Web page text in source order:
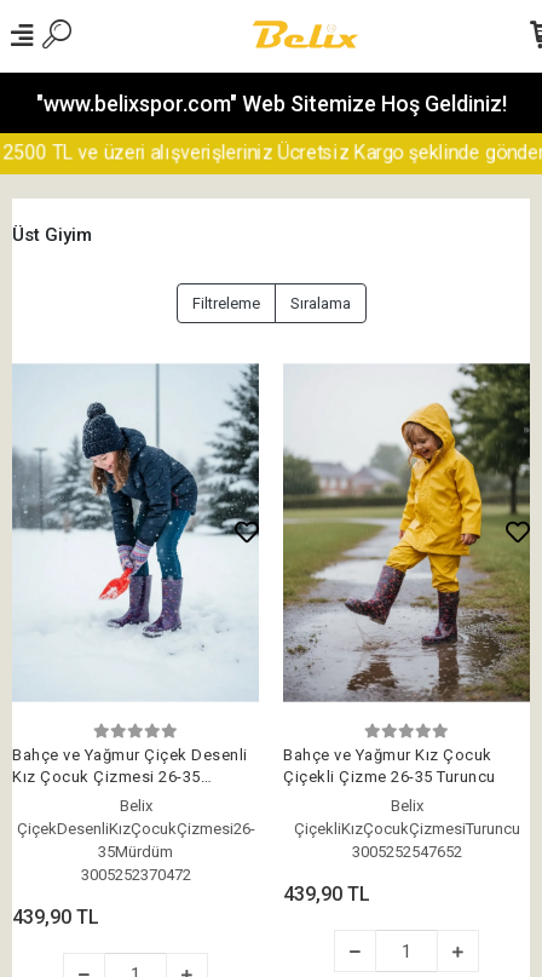
"www.belixspor.com" Web Sitemize Hoş Geldiniz!
TL ve üzeri alışverişleriniz Ücretsiz Kargo şeklinde
Üst Giyim
Filtreleme Sıralama
Bahçe ve Yağmur Çiçek Desenli
Kız Çocuk Çizmesi 26-35
Belix
ÇiçekDesenliKızÇocukÇizmesi26-
35Mürdüm
3005252370472
439,90 TL
Bahçe ve Yağmur Kız Çocuk
Çiçekli Çizme 26-35 Turuncu
Belix
ÇiçekliKızÇocukÇizmesiTuruncu
3005252547652
439,90 TL